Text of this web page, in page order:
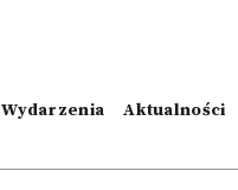
Wydarzenia Aktualności